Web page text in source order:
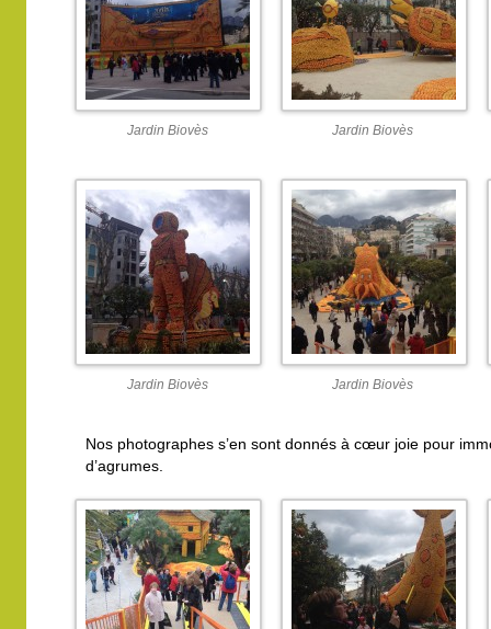
Jardin Biovès Jardin Biovès
Jardin Biovès Jardin Biovès
Nos photographes s’en sont donnés à cœur joie pour
d’agrumes.